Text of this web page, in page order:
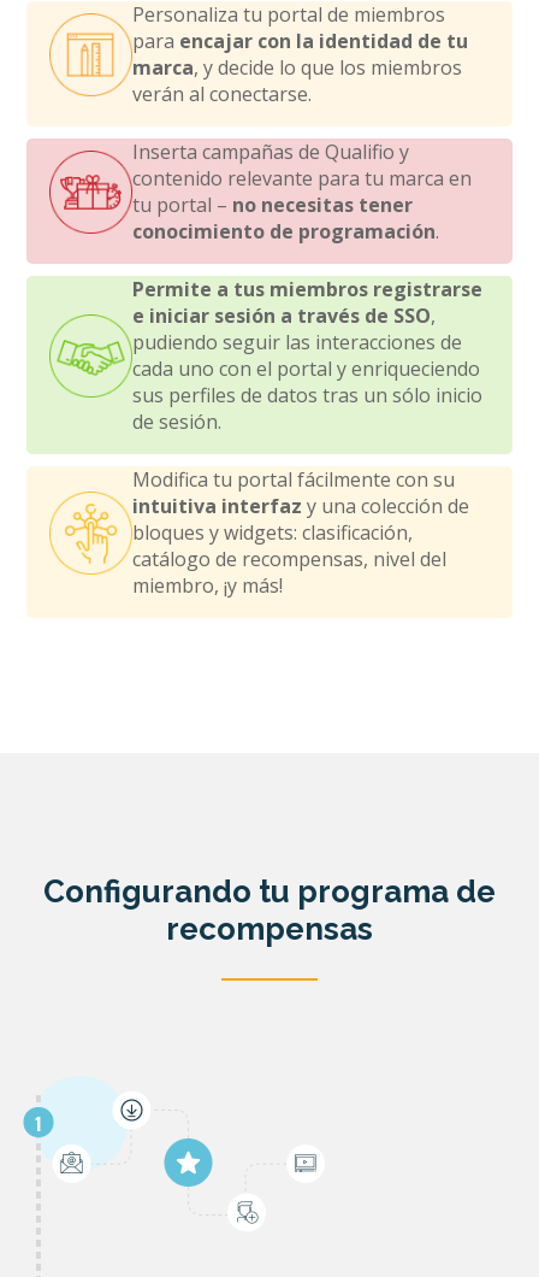
Personaliza tu portal de miembros
para encajar con la identidad de tu
marca, y decide lo que los miembros
verán al conectarse.
Inserta campañas de Qualifio y
contenido relevante para tu marca en
tu portal – no necesitas tener
conocimiento de programación.
Permite a tus miembros registrarse
e iniciar sesión a través de SSO,
pudiendo seguir las interacciones de
cada uno con el portal y enriqueciendo
sus perfiles de datos tras un sólo inicio
de sesión.
Modifica tu portal fácilmente con su
intuitiva interfaz y una colección de
bloques y widgets: clasificación,
catálogo de recompensas, nivel del
miembro, ¡y más!
Configurando tu programa de
recompensas
1